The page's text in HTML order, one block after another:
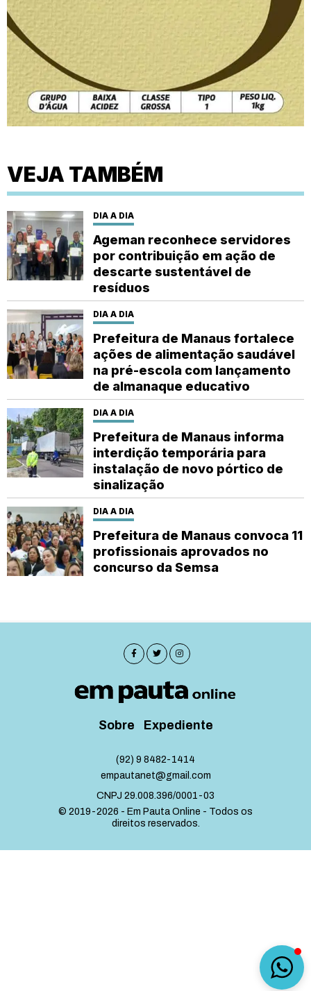
VEJA TAMBÉM
DIA A DIA
Ageman reconhece servidores
por contribuição em ação de
descarte sustentável de
resíduos
DIA A DIA
Prefeitura de Manaus fortalece
ações de alimentação saudável
na pré-escola com lançamento
de almanaque educativo
DIA A DIA
Prefeitura de Manaus informa
interdição temporária para
instalação de novo pórtico de
sinalização
DIA A DIA
Prefeitura de Manaus convoca 11
profissionais aprovados no
concurso da Semsa
Sobre Expediente
(92) 9 8482-1414
empautanet@gmail.com
CNPJ 29.008.396/0001-03
© 2019-2026 - Em Pauta Online - Todos os
direitos reservados.